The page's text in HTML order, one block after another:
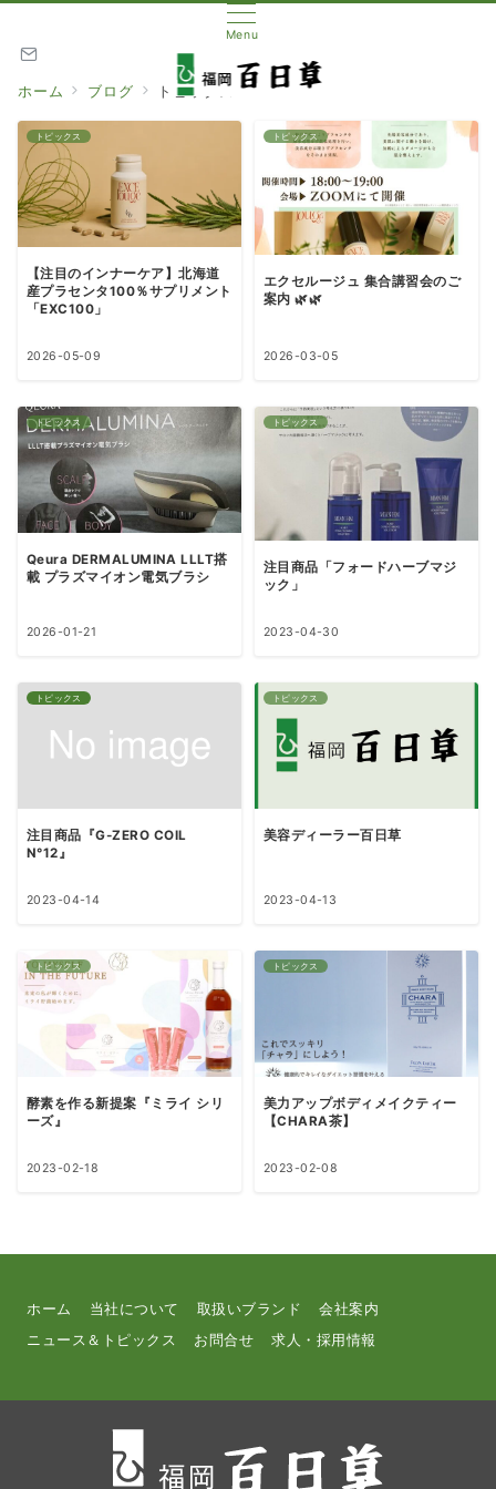
Menu
ホーム ブログ トピックス
トピックス
【注目のインナーケア】北海道
産プラセンタ100％サプリメント
「EXC100」
2026-05-09
トピックス
エクセルージュ 集合講習会のご
案内 🌿🌿
2026-03-05
トピックス
Qeura DERMALUMINA LLLT搭
載 プラズマイオン電気ブラシ
2026-01-21
トピックス
注目商品「フォードハーブマジ
ック」
2023-04-30
トピックス
注目商品『G-ZERO COIL
N°12』
2023-04-14
トピックス
美容ディーラー百日草
2023-04-13
トピックス
酵素を作る新提案『ミライ シリ
ーズ』
2023-02-18
トピックス
美力アップボディメイクティー
【CHARA茶】
2023-02-08
ホーム 当社について 取扱いブランド
会社案内
ニュース＆トピックス
お問合せ 求人・採用情報